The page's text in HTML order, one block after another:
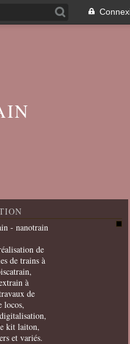
- nanotrain
de
de trains à
à
de
locos,
kit laiton,
et variés.